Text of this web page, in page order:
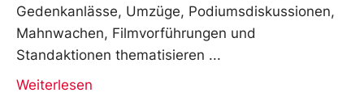
Gedenkanlässe, Umzüge, Podiumsdiskussionen,
Mahnwachen, Filmvorführungen und
Standaktionen thematisieren
Weiterlesen